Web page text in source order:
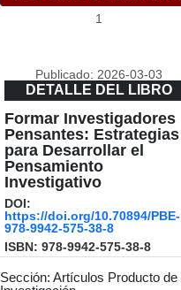
1
Publicado: 2026-03-03
DETALLE DEL LIBRO
Formar Investigadores
Pensantes: Estrategias
para Desarrollar el
Pensamiento
Investigativo
DOI:
https://doi.org/10.70894/PBE-
978-9942-575-38-8
ISBN: 978-9942-575-38-8
Sección: Artículos Producto de